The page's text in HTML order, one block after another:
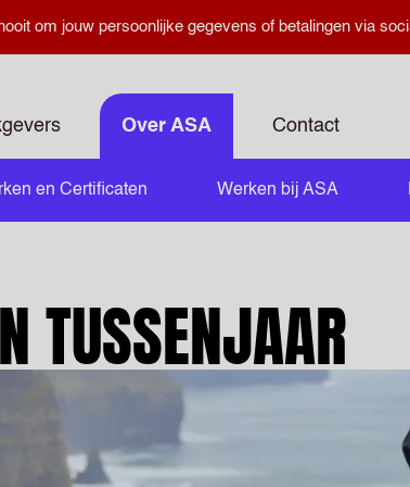
om jouw persoonlijke gegevens of betalingen via
Over ASA Contact
en Certificaten Werken bij ASA
TUSSENJAAR